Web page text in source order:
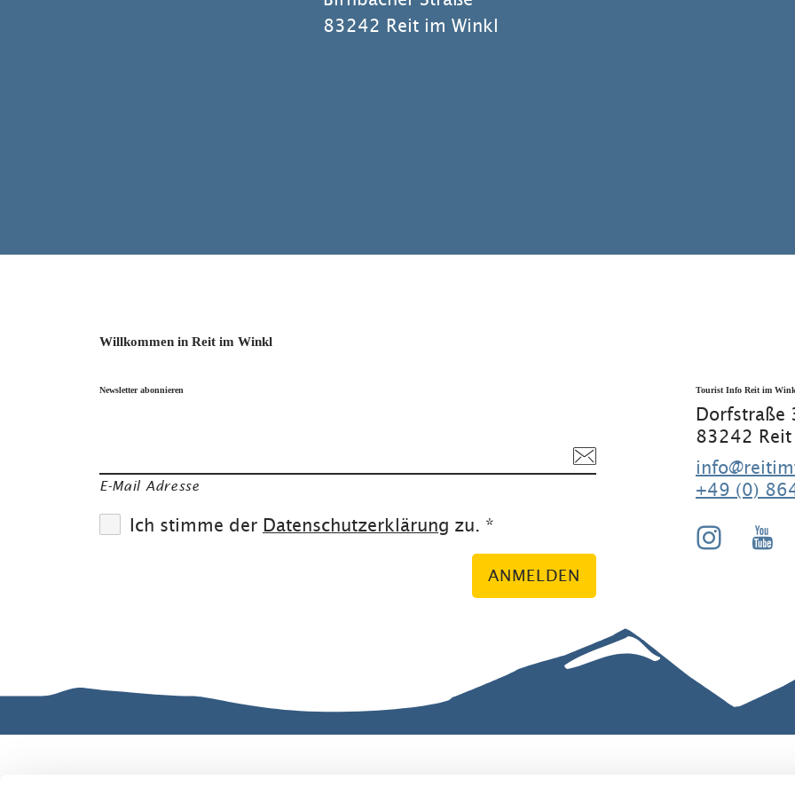
83242 Reit im Winkl
Willkommen in Reit im Winkl
Newsletter abonnieren
E-Mail Adresse
Ich stimme der Datenschutzerklärung zu. *
ANMELDEN
Tourist Info Reit im
Dorfstraße
83242
+49 (0)